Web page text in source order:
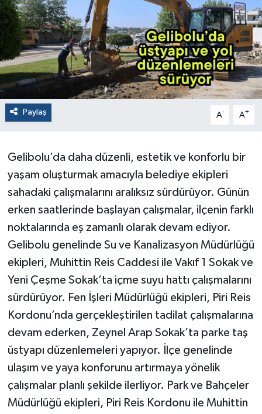
Paylaş A- A+
Gelibolu’da daha düzenli, estetik ve konforlu bir
yaşam oluşturmak amacıyla belediye ekipleri
sahadaki çalışmalarını aralıksız sürdürüyor. Günün
erken saatlerinde başlayan çalışmalar, ilçenin farklı
noktalarında eş zamanlı olarak devam ediyor.
Gelibolu genelinde Su ve Kanalizasyon Müdürlüğü
ekipleri, Muhittin Reis Caddesi ile Vakıf 1 Sokak ve
Yeni Çeşme Sokak’ta içme suyu hattı çalışmalarını
sürdürüyor. Fen İşleri Müdürlüğü ekipleri, Piri Reis
Kordonu’nda gerçekleştirilen tadilat çalışmalarına
devam ederken, Zeynel Arap Sokak’ta parke taş
üstyapı düzenlemeleri yapıyor. İlçe genelinde
ulaşım ve yaya konforunu artırmaya yönelik
çalışmalar planlı şekilde ilerliyor. Park ve Bahçeler
Müdürlüğü ekipleri, Piri Reis Kordonu ile Muhittin